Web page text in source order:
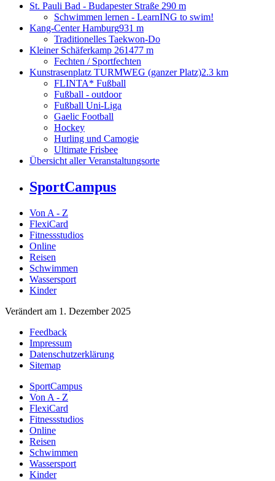
St. Pauli Bad - Budapester Straße 290 m
Schwimmen lernen - LearnING to swim!
Kang-Center Hamburg931 m
Traditionelles Taekwon-Do
Kleiner Schäferkamp 261477 m
Fechten / Sportfechten
Kunstrasenplatz TURMWEG (ganzer Platz)2.3 km
FLINTA* Fußball
Fußball - outdoor
Fußball Uni-Liga
Gaelic Football
Hockey
Hurling und Camogie
Ultimate Frisbee
Übersicht aller Veranstaltungsorte
SportCampus
Von A - Z
FlexiCard
Fitnessstudios
Online
Reisen
Schwimmen
Wassersport
Kinder
Verändert am 1. Dezember 2025
Feedback
Impressum
Datenschutzerklärung
Sitemap
SportCampus
Von A - Z
FlexiCard
Fitnessstudios
Online
Reisen
Schwimmen
Wassersport
Kinder